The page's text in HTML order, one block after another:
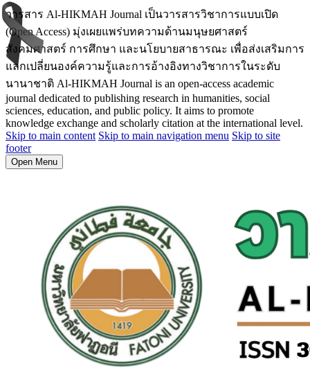
วารสาร Al-HIKMAH Journal เป็นวารสารวิชาการแบบเปิด
(Open Access) มุ่งเผยแพร่บทความด้านมนุษยศาสตร์
สังคมศาสตร์ การศึกษา และนโยบายสาธารณะ เพื่อส่งเสริมการ
แลกเปลี่ยนองค์ความรู้และการอ้างอิงทางวิชาการในระดับ
นานาชาติ Al-HIKMAH Journal is an open-access academic
journal dedicated to publishing research in humanities, social
sciences, education, and public policy. It aims to promote
knowledge exchange and scholarly citation at the international level.
Skip to main content Skip to main navigation menu Skip to site
footer
Open Menu